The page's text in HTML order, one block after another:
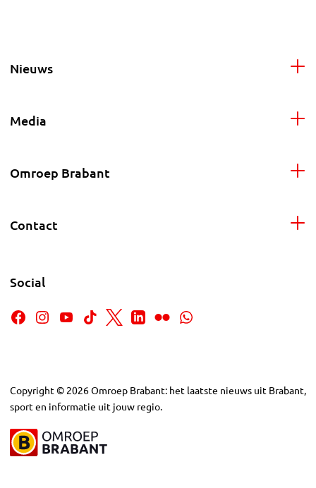
Nieuws
Media
Omroep Brabant
Contact
Social
Copyright © 2026Omroep Brabant: het laatste nieuws uit Brabant,
sport en informatie uit jouw regio.